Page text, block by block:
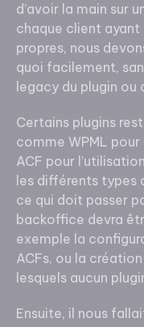
d’avoir la main sur
chaque client
propres, nous
quoi facilement,
legacy du plugin ou
Certains plugins
comme WPML
ACF pour
les différents types
ce qui doit passer
backoffice devra
exemple la
ACFs, ou la
lesquels aucun
Ensuite, il nous